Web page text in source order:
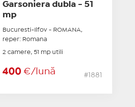
Garsoniera dubla - 51
mp
Bucuresti-Ilfov - ROMANA,
reper: Romana
2 camere, 51 mp utili
400€/lună #1881